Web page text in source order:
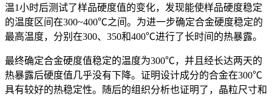
温1小时后测试了样品硬度值的变化，发现能使样品硬度稳定
的温度区间在300~400℃之间。为进一步确定合金硬度稳定的
最高温度，分别在300、350和400℃进行了长时间的热暴露。
最终确定合金硬度值稳定的温度为300℃，并且经长达两天的
热暴露后硬度值几乎没有下降。证明设计成分的合金在300℃
具有较好的热稳定性。随后的组织分析也证明了，晶粒尺寸和